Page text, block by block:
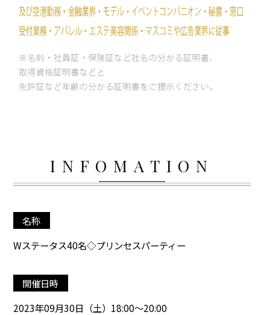
INFOMATION
名称
Wステータス40名◇プリンセスパーティー
開催日時
2023年09月30日（土）18:00～20:00